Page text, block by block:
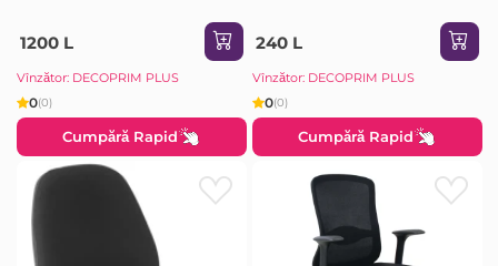
1200 L
Vînzător: DECOPRIM PLUS
0(0)
Cumpără Rapid
240 L
Vînzător: DECOPRIM PLUS
0(0)
Cumpără Rapid